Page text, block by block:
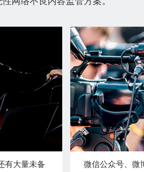
有大量未备
微信公众号、微